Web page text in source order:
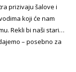
prizivaju šalove i
koji će nam
Rekli bi naši stari…
– posebno za